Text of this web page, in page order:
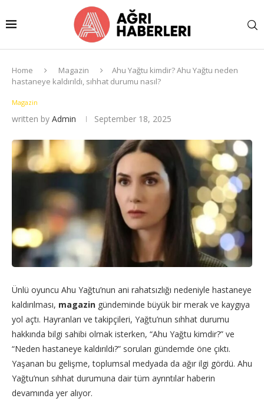
Home Magazin
Ahu Yağtu kimdir? Ahu Yağtu neden
hastaneye kaldırıldı, sıhhat durumu nasıl?
Magazin
written by Admin September 18, 2025
Ünlü oyuncu Ahu Yağtu’nun ani rahatsızlığı nedeniyle hastaneye
kaldırılması, magazin gündeminde büyük bir merak ve kaygıya
yol açtı. Hayranları ve takipçileri, Yağtu’nun sıhhat durumu
hakkında bilgi sahibi olmak isterken, “Ahu Yağtu kimdir?” ve
“Neden hastaneye kaldırıldı?” soruları gündemde öne çıktı.
Yaşanan bu gelişme, toplumsal medyada da ağır ilgi gördü. Ahu
Yağtu’nun sıhhat durumuna dair tüm ayrıntılar haberin
devamında yer alıyor.